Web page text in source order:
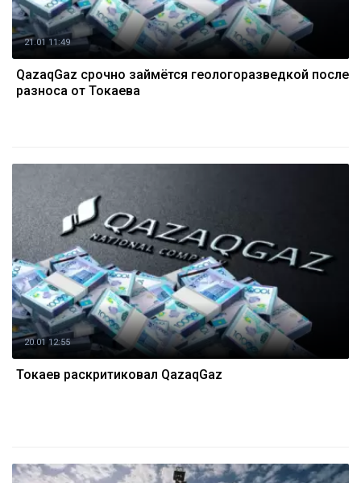
21.01 11:49
QazaqGaz срочно займётся геологоразведкой после
разноса от Токаева
20.01 12:55
Токаев раскритиковал QazaqGaz